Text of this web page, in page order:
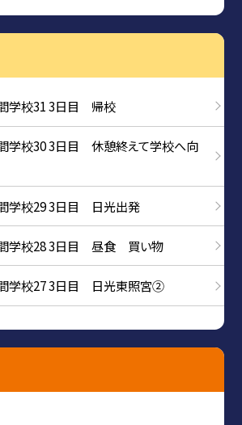
学校31 3日目 帰校
学校30 3日目 休憩終えて学校へ向
学校29 3日目 日光出発
学校28 3日目 昼食 買い物
学校27 3日目 日光東照宮②